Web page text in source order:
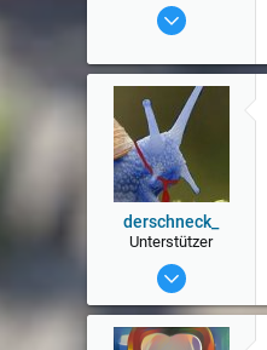
3 Apr 2016
derschneck_
Unterstützer
25 Mai 2016